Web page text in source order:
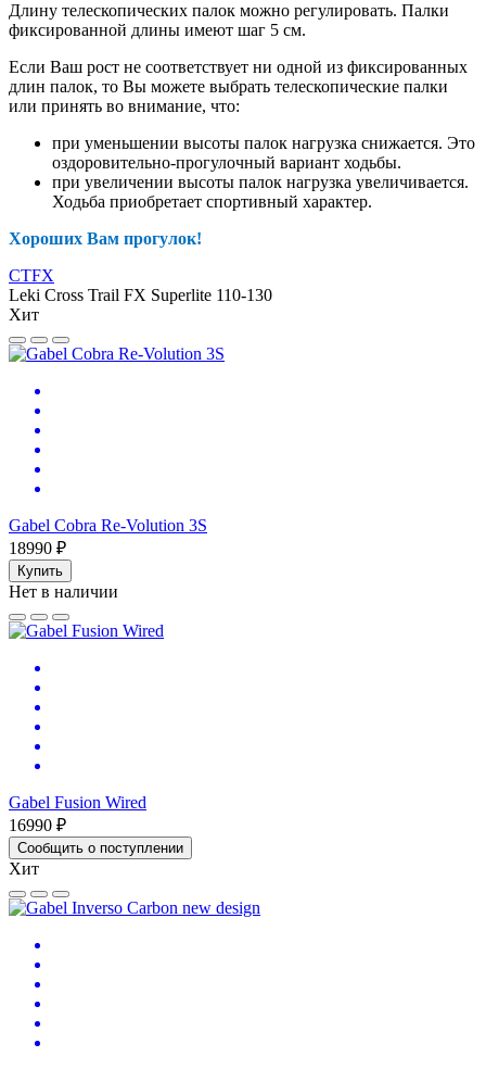
Длину телескопических палок можно регулировать. Палки
фиксированной длины имеют шаг 5 см.
Если Ваш рост не соответствует ни одной из фиксированных
длин палок, то Вы можете выбрать телескопические палки
или принять во внимание, что:
при уменьшении высоты палок нагрузка снижается. Это
оздоровительно-прогулочный вариант ходьбы.
при увеличении высоты палок нагрузка увеличивается.
Ходьба приобретает спортивный характер.
Хороших Вам прогулок!
CTFX
Leki Cross Trail FX Superlite 110-130
Хит
Gabel Cobra Re-Volution 3S
18990 ₽
Купить
Нет в наличии
Gabel Fusion Wired
16990 ₽
Сообщить о поступлении
Хит